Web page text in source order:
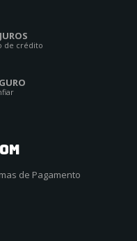
de crédito